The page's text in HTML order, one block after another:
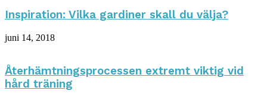
Inspiration: Vilka gardiner skall du välja?
juni 14, 2018
Återhämtningsprocessen extremt viktig vid
hård träning